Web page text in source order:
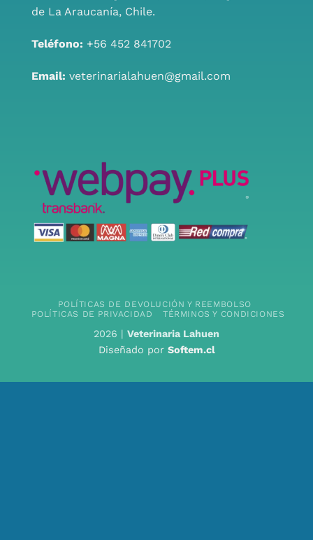
de La Araucanía, Chile.
Teléfono: +56 452 841702
Email: veterinarialahuen@gmail.com
POLÍTICAS DE DEVOLUCIÓN Y REEMBOLSO
POLÍTICAS DE PRIVACIDAD
TÉRMINOS Y CONDICIONES
2026 | Veterinaria Lahuen
Diseñado por Softem.cl